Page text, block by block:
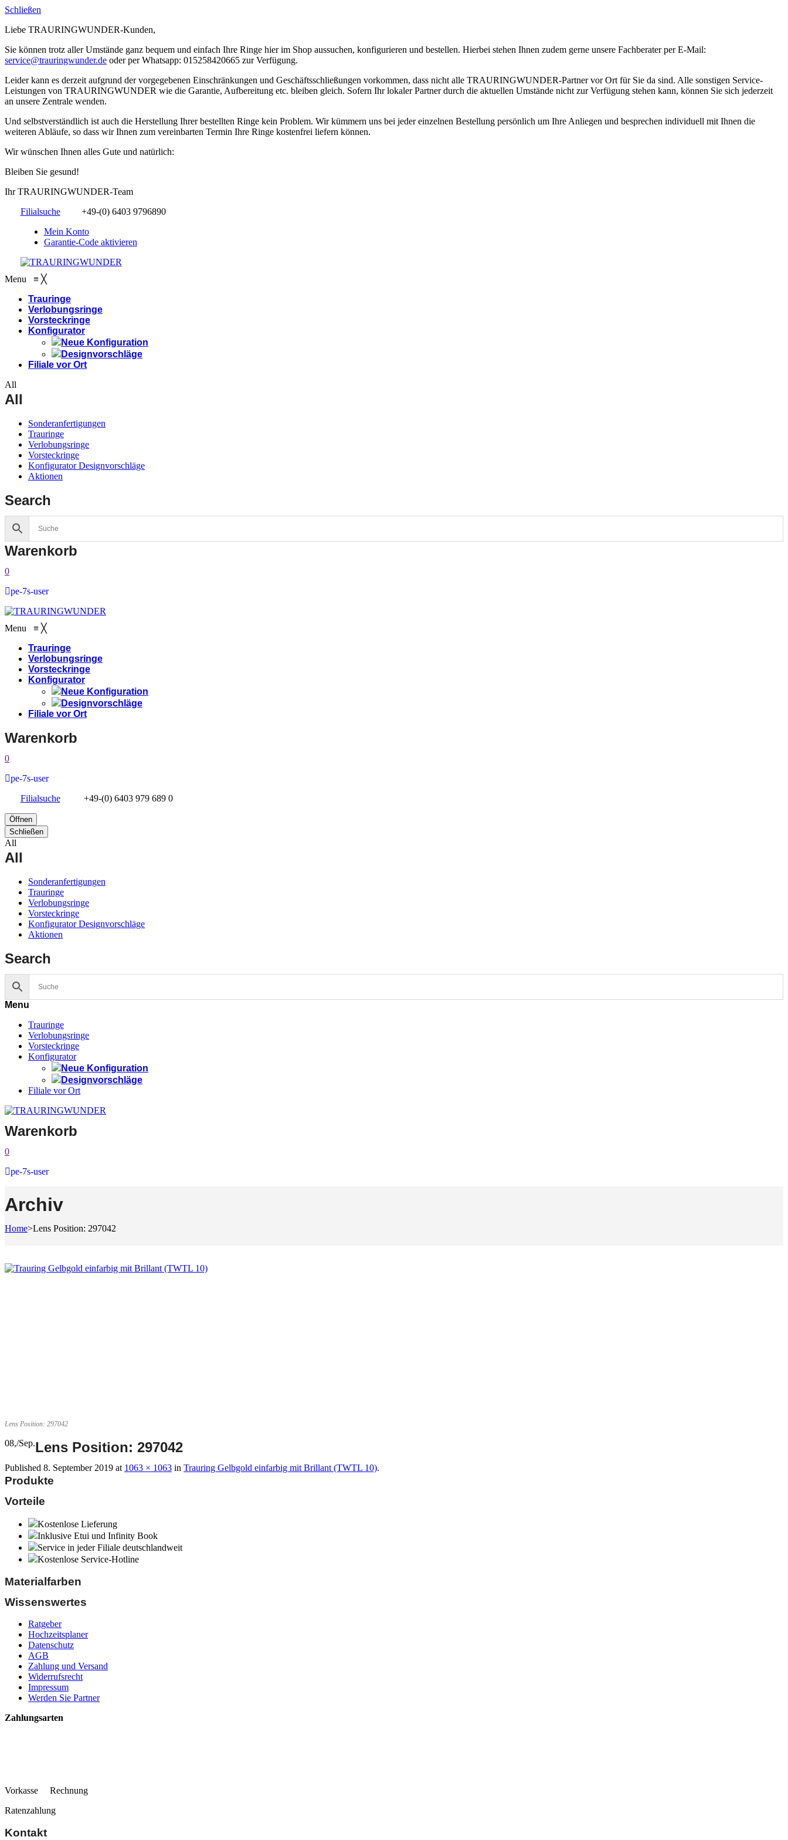
Schließen
Liebe TRAURINGWUNDER-Kunden,
Sie können trotz aller Umstände ganz bequem und einfach Ihre Ringe hier im Shop aussuchen, konfigurieren und bestellen. Hierbei stehen Ihnen zudem gerne unsere Fachberater per E-Mail:
service@trauringwunder.de oder per Whatsapp: 015258420665 zur Verfügung.
Leider kann es derzeit aufgrund der vorgegebenen Einschränkungen und Geschäftsschließungen vorkommen, dass nicht alle TRAURINGWUNDER-Partner vor Ort für Sie da sind. Alle sonstigen Service-
Leistungen von TRAURINGWUNDER wie die Garantie, Aufbereitung etc. bleiben gleich. Sofern Ihr lokaler Partner durch die aktuellen Umstände nicht zur Verfügung stehen kann, können Sie sich jederzeit
an unsere Zentrale wenden.
Und selbstverständlich ist auch die Herstellung Ihrer bestellten Ringe kein Problem. Wir kümmern uns bei jeder einzelnen Bestellung persönlich um Ihre Anliegen und besprechen individuell mit Ihnen die
weiteren Abläufe, so dass wir Ihnen zum vereinbarten Termin Ihre Ringe kostenfrei liefern können.
Wir wünschen Ihnen alles Gute und natürlich:
Bleiben Sie gesund!
Ihr TRAURINGWUNDER-Team
Filialsuche
+49-(0) 6403 9796890
Mein Konto
Garantie-Code aktivieren
Menu ≡ ╳
Trauringe
Verlobungsringe
Vorsteckringe
Konfigurator
Neue Konfiguration
Designvorschläge
Filiale vor Ort
All
All
Sonderanfertigungen
Trauringe
Verlobungsringe
Vorsteckringe
Konfigurator Designvorschläge
Aktionen
Search
Warenkorb
0
pe-7s-user
Menu ≡ ╳
Trauringe
Verlobungsringe
Vorsteckringe
Konfigurator
Neue Konfiguration
Designvorschläge
Filiale vor Ort
Warenkorb
0
pe-7s-user
Filialsuche
+49-(0) 6403 979 689 0
Öffnen
Schließen
All
All
Sonderanfertigungen
Trauringe
Verlobungsringe
Vorsteckringe
Konfigurator Designvorschläge
Aktionen
Search
Menu
Trauringe
Verlobungsringe
Vorsteckringe
Konfigurator
Neue Konfiguration
Designvorschläge
Filiale vor Ort
Warenkorb
0
pe-7s-user
Archiv
Home>Lens Position: 297042
Lens Position: 297042
08,/Sep.Lens Position: 297042
Published 8. September 2019 at 1063 × 1063 in Trauring Gelbgold einfarbig mit Brillant (TWTL 10).
Produkte
Vorteile
Kostenlose Lieferung
Inklusive Etui und Infinity Book
Service in jeder Filiale deutschlandweit
Kostenlose Service-Hotline
Materialfarben
Wissenswertes
Ratgeber
Hochzeitsplaner
Datenschutz
AGB
Zahlung und Versand
Widerrufsrecht
Impressum
Werden Sie Partner
Zahlungsarten
Vorkasse Rechnung
Ratenzahlung
Kontakt